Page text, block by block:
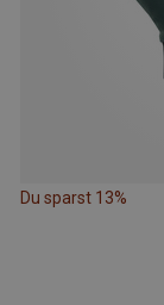
Du sparst 13%